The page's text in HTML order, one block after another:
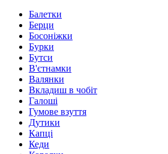
Балетки
Берци
Босоніжки
Бурки
Бутси
В'єтнамки
Валянки
Вкладиш в чобіт
Галоші
Гумове взуття
Дутики
Капці
Кеди